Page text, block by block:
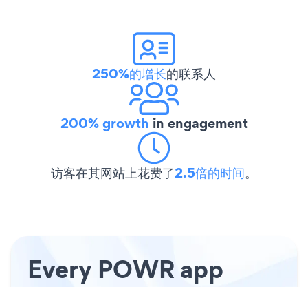
250%的增长的联系人
200% growth in engagement
访客在其网站上花费了2.5倍的时间。
Every POWR app